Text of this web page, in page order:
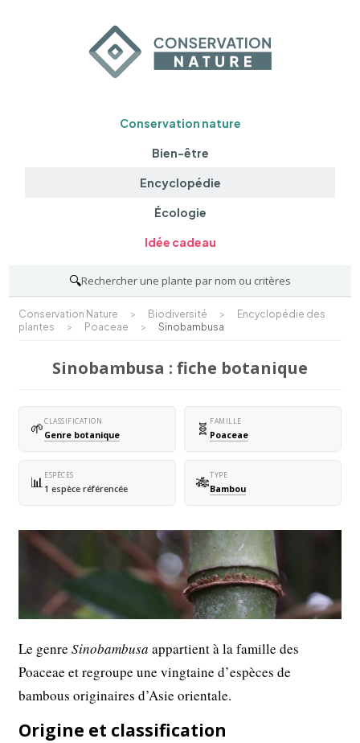
Conservation nature
Bien-être
Encyclopédie
Écologie
Idée cadeau
🔍Rechercher une plante par nom ou critères
Conservation Nature > Biodiversité >
Encyclopédie des
plantes
> Poaceae > Sinobambusa
Sinobambusa : fiche botanique
🌱CLASSIFICATION
Genre botanique 🧬 FAMILLE
Poaceae
📊ESPÈCES
1 espèce référencée 🎋TYPE
Bambou
Le genreSinobambusa appartient à la famille des
Poaceae et regroupe une vingtaine d’espèces de
bambous originaires d’Asie orientale.
Origine et classification